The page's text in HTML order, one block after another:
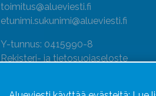
toimitus@alueviesti.fi
etunimi.sukunimi@alueviesti.fi
Y-tunnus: 0415990-8
Rekisteri- ja tietosuojaseloste